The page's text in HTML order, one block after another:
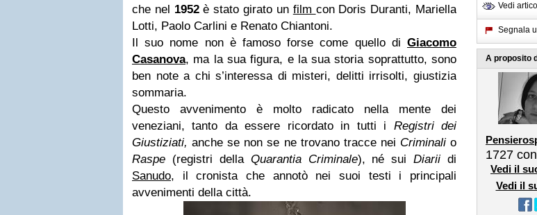
che nel 1952è stato girato un film con Doris Duranti, Mariella
Lotti, Paolo Carlini e Renato Chiantoni.
Il suo nome non è famoso forse come quello di Giacomo
Casanova, ma la sua figura, e la sua storia soprattutto, sono
ben note a chi s’interessa di misteri, delitti irrisolti, giustizia
sommaria.
Questo avvenimento è molto radicato nella mente dei
veneziani, tanto da essere ricordato in tutti i Registri dei
Giustiziati, anche se non se ne trovano tracce nei Criminalio
Raspe (registri della Quarantia Criminale), né suiDiarii di
Sanudo, il cronista che annotò nei suoi testi i principali
avvenimenti della città.
Vedi
Segnala
A proposito
1727
Vedi il
Vedi il